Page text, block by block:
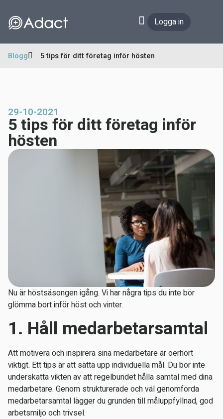
Logga in
Blogg 5 tips för ditt företag inför hösten
29-10-2021
5 tips för ditt företag inför
hösten
Nu är höstsäsongen igång. Vi har några tips du inte bör
glömma bort inför höst och vinter.
1. Håll medarbetarsamtal
Att motivera och inspirera sina medarbetare är oerhört
viktigt. Ett tips är att sätta upp individuella mål. Du bör inte
underskatta vikten av att regelbundet hålla samtal med dina
medarbetare. Genom strukturerade och väl genomförda
medarbetarsamtal lägger du grunden till måluppfyllnad, god
arbetsmiljö och trivsel.